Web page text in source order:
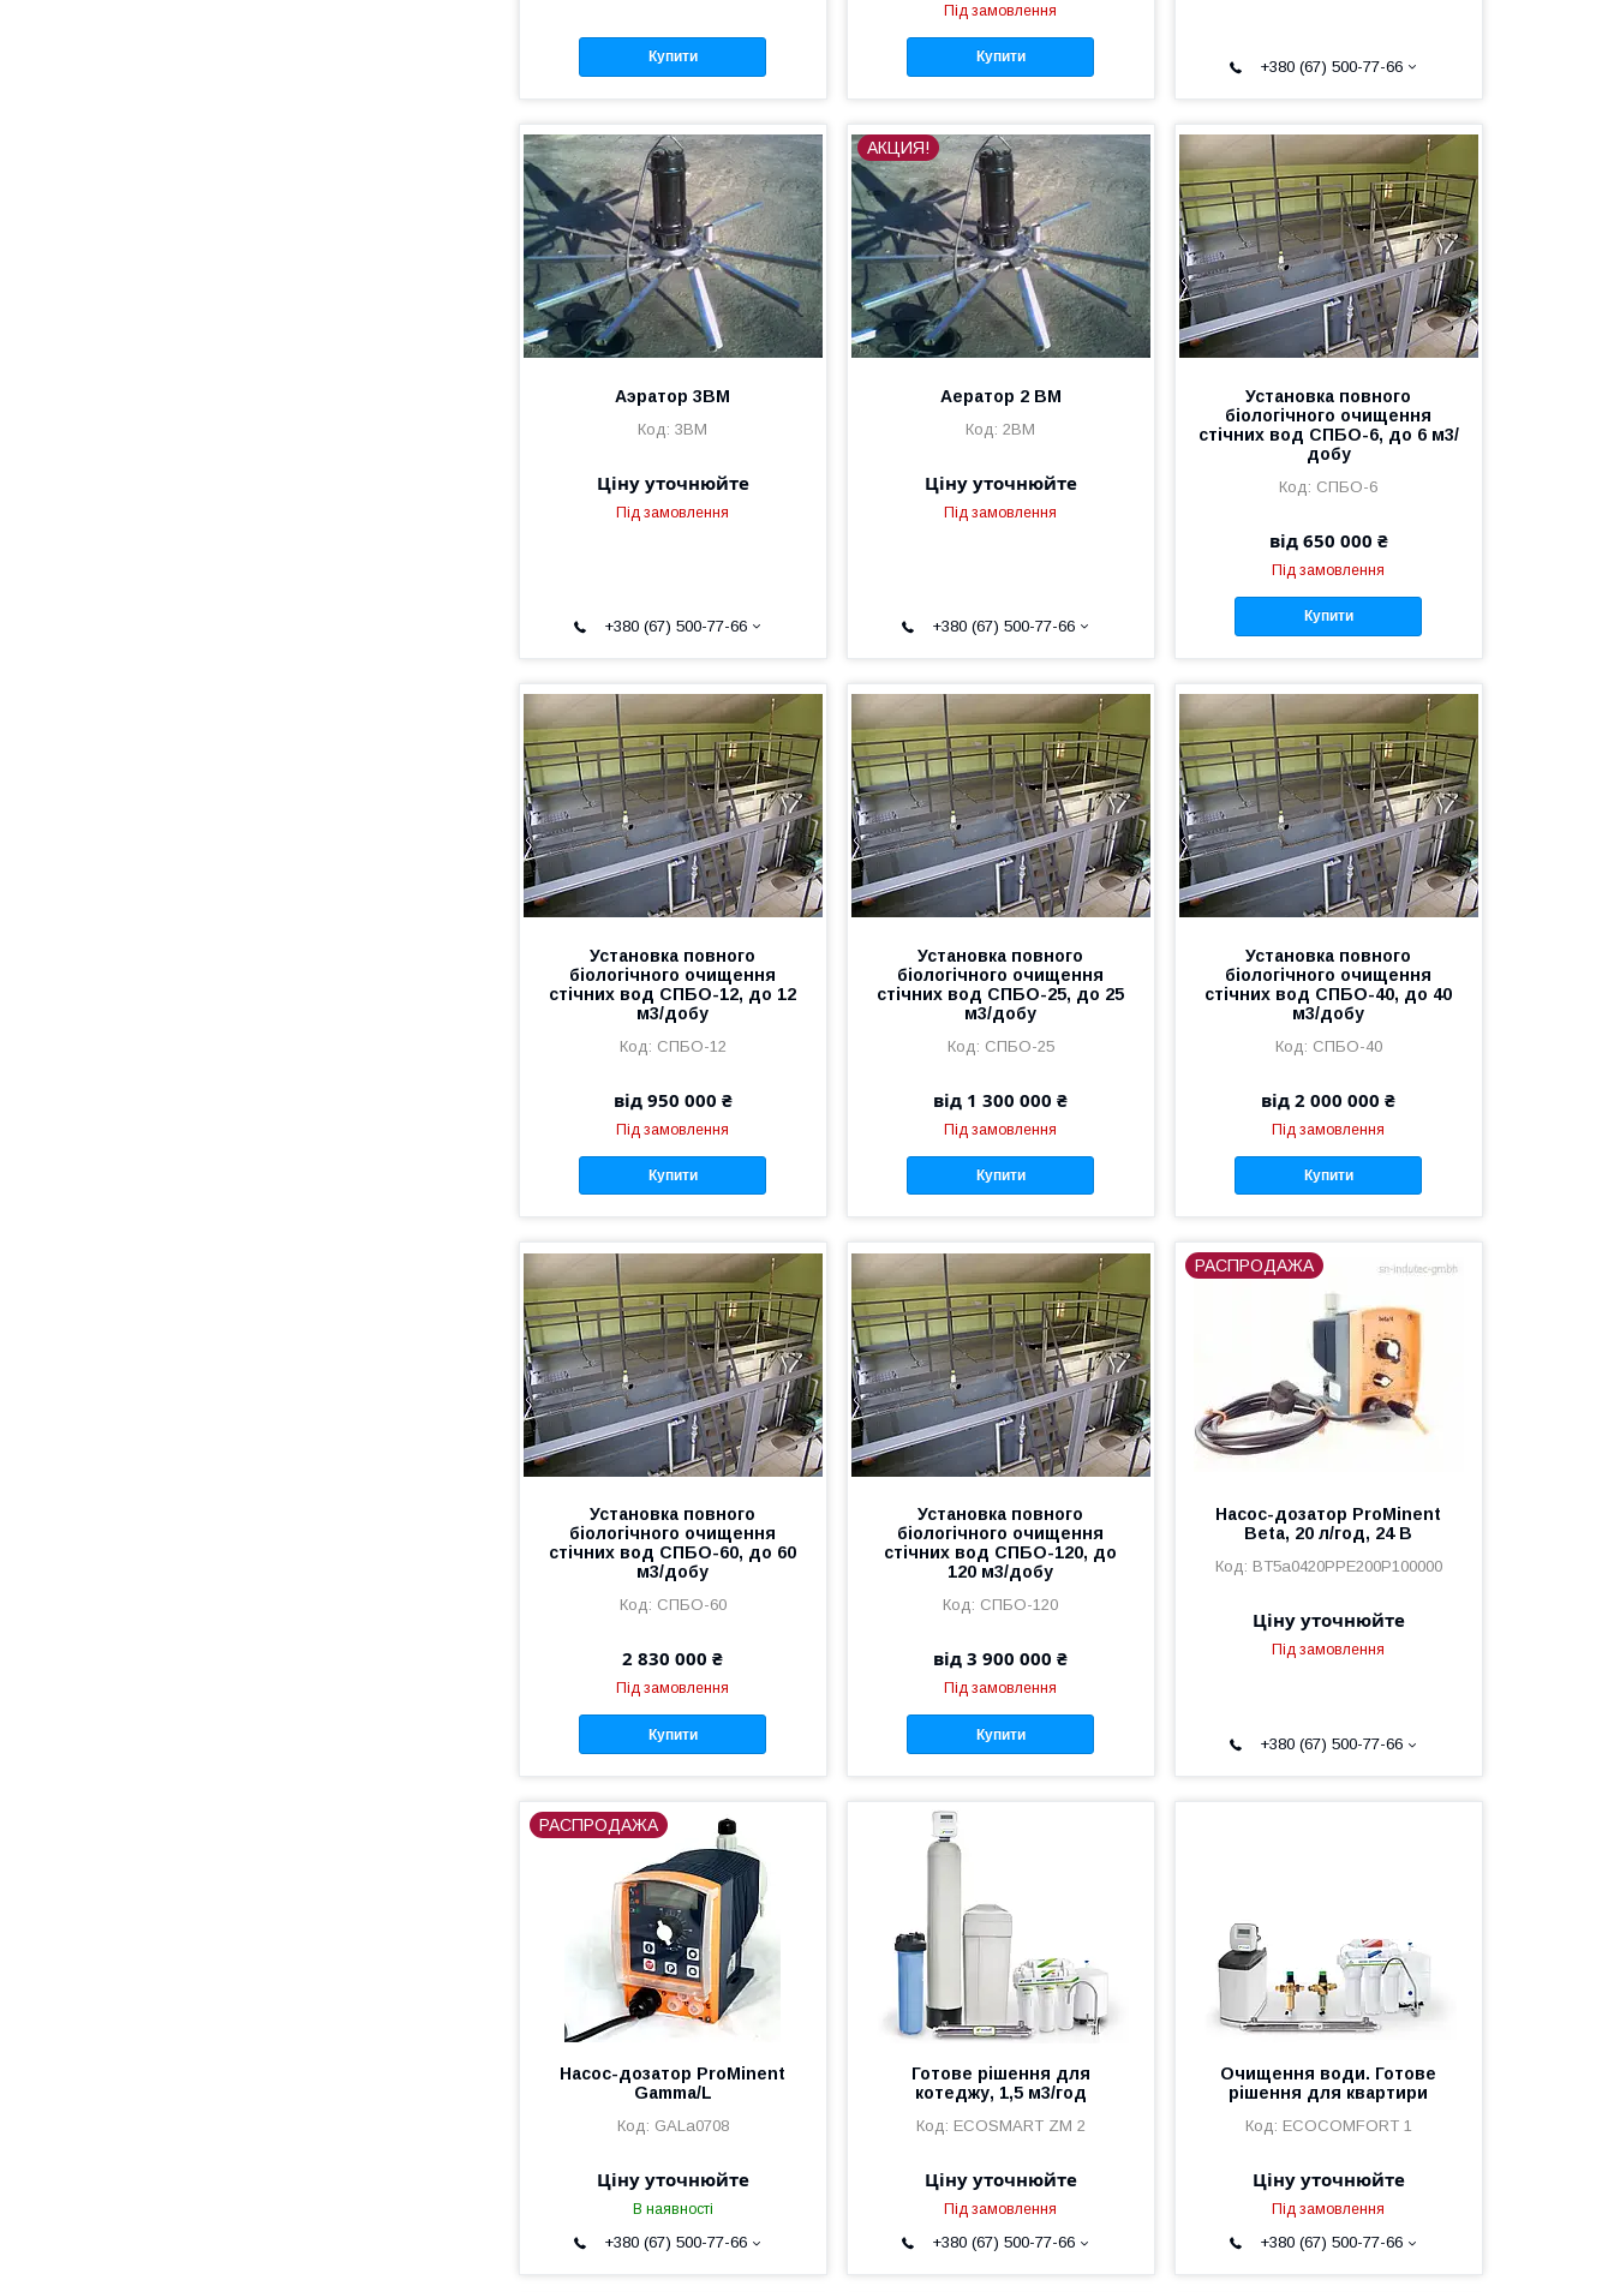
Купити
Під замовлення
Купити
+380 (67) 500-77-66
Аэратор 3ВМ
3BM
Ціну уточнюйте
Під замовлення
+380 (67) 500-77-66
АКЦИЯ!
Аератор 2 ВМ
2BM
Ціну уточнюйте
Під замовлення
+380 (67) 500-77-66
Установка повного
біологічного очищення
стічних вод СПБО-6, до 6 м3/
добу
СПБО-6
від 650 000 ₴
Під замовлення
Купити
Установка повного
біологічного очищення
стічних вод СПБО-12, до 12
м3/добу
СПБО-12
від 950 000 ₴
Під замовлення
Купити
Установка повного
біологічного очищення
стічних вод СПБО-25, до 25
м3/добу
СПБО-25
від 1 300 000 ₴
Під замовлення
Купити
Установка повного
біологічного очищення
стічних вод СПБО-40, до 40
м3/добу
СПБО-40
від 2 000 000 ₴
Під замовлення
Купити
Установка повного
біологічного очищення
стічних вод СПБО-60, до 60
м3/добу
СПБО-60
2 830 000 ₴
Під замовлення
Купити
Установка повного
біологічного очищення
стічних вод СПБО-120, до
120 м3/добу
СПБО-120
від 3 900 000 ₴
Під замовлення
Купити
РАСПРОДАЖА
Насос-дозатор ProMinent
Beta, 20 л/год, 24 В
BT5a0420PPE200P100000
Ціну уточнюйте
Під замовлення
+380 (67) 500-77-66
РАСПРОДАЖА
Насос-дозатор ProMinent
Gamma/L
GALa0708
Ціну уточнюйте
В наявності
+380 (67) 500-77-66
Готове рішення для
котеджу, 1,5 м3/год
ECOSMART ZM 2
Ціну уточнюйте
Під замовлення
+380 (67) 500-77-66
Очищення води. Готове
рішення для квартири
ECOCOMFORT 1
Ціну уточнюйте
Під замовлення
+380 (67) 500-77-66